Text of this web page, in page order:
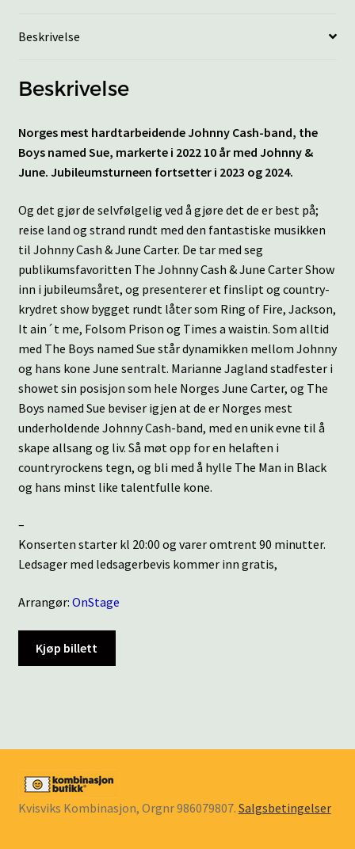
Beskrivelse
Beskrivelse
Norges mest hardtarbeidende Johnny Cash-band, the
Boys named Sue, markerte i 2022 10 år med Johnny &
June. Jubileumsturneen fortsetter i 2023 og 2024.
Og det gjør de selvfølgelig ved å gjøre det de er best på;
reise land og strand rundt med den fantastiske musikken
til Johnny Cash & June Carter. De tar med seg
publikumsfavoritten The Johnny Cash & June Carter Show
inn i jubileumsåret, og presenterer et finslipt og country-
krydret show bygget rundt låter som Ring of Fire, Jackson,
It ain´t me, Folsom Prison og Times a waistin. Som alltid
med The Boys named Sue står dynamikken mellom Johnny
og hans kone June sentralt. Marianne Jagland stadfester i
showet sin posisjon som hele Norges June Carter, og The
Boys named Sue beviser igjen at de er Norges mest
underholdende Johnny Cash-band, med en unik evne til å
skape allsang og liv. Så møt opp for en helaften i
countryrockens tegn, og bli med å hylle The Man in Black
og hans minst like talentfulle kone.
–
Konserten starter kl 20:00 og varer omtrent 90 minutter.
Ledsager med ledsagerbevis kommer inn gratis,
Arrangør: OnStage
Kjøp billett
Kvisviks Kombinasjon, Orgnr 986079807. Salgsbetingelser